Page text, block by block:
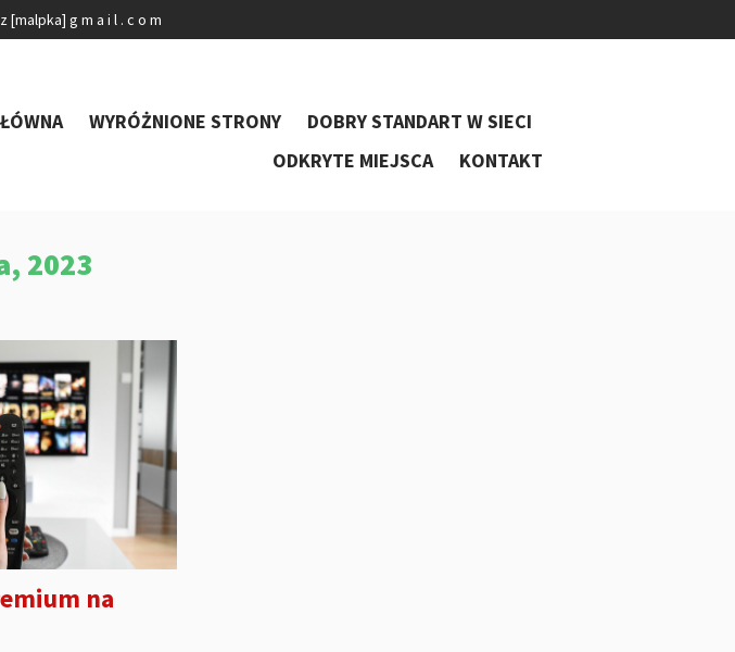
[malpka] g m a i l . c o m
WYRÓŻNIONE STRONY
DOBRY STANDART W SIECI
ODKRYTE MIEJSCA
KONTAKT
2023
na